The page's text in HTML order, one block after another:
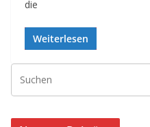
die
Weiterlesen